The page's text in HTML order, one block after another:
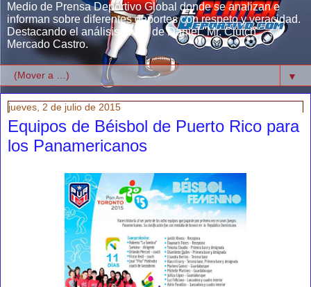
Medio de Prensa Deportivo Global donde se analizan e
informan sobre diferentes deportes con respeto y veracidad.
Destacando el análisis único de Daniel "Mr. Clutch"
Mercado Castro.
▼
jueves, 2 de julio de 2015
Equipos de Béisbol de Puerto Rico para
los Panamericanos